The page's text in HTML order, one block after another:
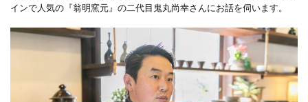
インで人気の『翁明窯元』の二代目鬼丸尚幸さんにお話を伺います。